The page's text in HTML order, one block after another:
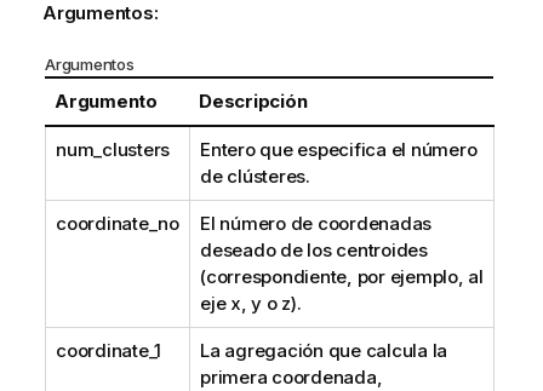
Argumentos:
Argumentos
Argumento Descripción
num_clusters
Entero que especifica el número
de clústeres.
coordinate_no
El número de coordenadas
deseado de los centroides
(correspondiente, por ejemplo, al
eje x, y o z).
coordinate_1
La agregación que calcula la
primera coordenada,